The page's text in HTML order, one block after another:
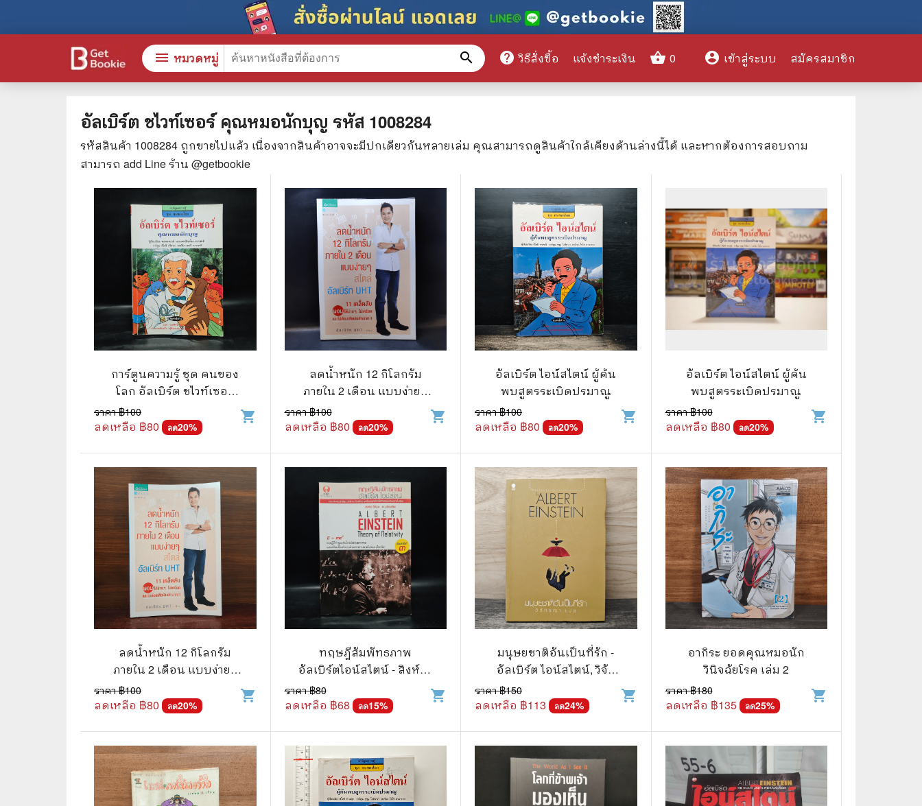
อัลเบิร์ต ชไวท์เซอร์ คุณหมอนักบุญ รหัส 1008284
รหัสสินค้า 1008284 ถูกขายไปแล้ว เนื่องจากสินค้าอาจจะมีปกเดียวกันหลายเล่ม คุณสามารถดูสินค้าใกล้เคียงด้านล่างนี้ได้ และหากต้องการสอบถาม
สามารถ add Line ร้าน @getbookie
การ์ตูนความรู้ ชุด คนของ
โลก อัลเบิร์ต ชไวท์เซอร์
คุณหมอนักบุญ
ราคา ฿100
ลดเหลือ ฿80 ลด20%
shopping_cart
ลดน้ำหนัก 12 กิโลกรัม
ภายใน 2 เดือน แบบง่ายๆ
สไตล์อัลเบิร์ท UHT -
อัลเบิร์ท เดมอน (อัลเบิร์ท
วัฒนา
ราคา ฿100
ลดเหลือ ฿80 ลด20%
shopping_cart
อัลเบิร์ต ไอน์สไตน์ ผู้ค้น
พบสูตรระเบิดปรมาณู
ราคา ฿100
ลดเหลือ ฿80 ลด20%
shopping_cart
อัลเบิร์ต ไอน์สไตน์ ผู้ค้น
พบสูตรระเบิดปรมาณู
ราคา ฿100
ลดเหลือ ฿80 ลด20%
shopping_cart
ลดน้ำหนัก 12 กิโลกรัม
ภายใน 2 เดือน แบบง่ายๆ
สไตล์อัลเบิร์ท UHT -
อัลเบิร์ท UHT
ราคา ฿100
ลดเหลือ ฿80 ลด20%
shopping_cart
ทฤษฎีสัมพัทธภาพ
อัลเบิร์ตไอน์สไตน์ - สิงห์คำ
ราคา ฿80
ลดเหลือ ฿68 ลด15%
shopping_cart
มนุษยชาติอันเป็นที่รัก -
อัลเบิร์ต ไอน์สไตน์, วิจัก
ราคา ฿150
ลดเหลือ ฿113 ลด24%
shopping_cart
อากิระ ยอดคุณหมอนัก
วินิจฉัยโรค เล่ม 2
ราคา ฿180
ลดเหลือ ฿135 ลด25%
shopping_cart
menu หมวดหมู่ search help วิธีสั่งซื้อ แจ้งชำระเงิน shopping_basket 0 account_circle เข้าสู่ระบบ สมัครสมาชิก
หมวดหมู่สินค้า
หนังสือทั้งหมด
สินค้าใช้เฉพาะแต้มเท่านั้น
📚 หนังสือทั่วไป
😁 จิตวิทยา พัฒนาตนเอง
👔 ธุรกิจ เศรษฐศาสตร์
📜 ประวัติศาสตร์
👤 ประวัติบุคคล ประสบการณ์ชีวิต
🌠 โหราศาสตร์ การทำนาย
☸️ ธรรมะ ศาสนา ปรัชญา
🏙️ การเมือง สังคมศาสตร์
🧳 ท่องเที่ยว ประสบการณ์ท่องเที่ยว
💃 งานอดิเรก อาชีพ
สารคดี
🌎 สารคดี ความรู้รอบตัว
💎 เพชร พลอย อัญมณี
🛸 วิทยาศาสตร์ คณิตศาสตร์
🌾 พืช สัตว์
🥘 อาหาร สุขภาพ ความงาม
👪 ครอบครัว การเลี้ยงลูก
🏡 บ้านและสวน
🎸 ดนตรี ภาพยนตร์
⚽ กีฬา เกม
⚖️ กฎหมาย
💬 ภาษาศาสตร์
💉 การแพทย์
👮‍♀️ คู่มือเตรียมสอบราชการ
🏫 หนังสือเรียน
👩‍🏫 แนะแนวการศึกษา
การศึกษาและการสอน
😼 หนังสือการ์ตูน
📚 การ์ตูนชุด
👨‍❤️‍👨 การ์ตูนวาย การ์ตูนยูริ
🕰️ การ์ตูนยุคเก่า
❤️ รัก โรแมนติก
🎭 ดราม่า ชีวิต เรื่องจริง
💀 ผี สยองขวัญ ระทึกขวัญ
🐾 เกี่ยวกับสัตว์
🎻 การ์ตูนดนตรี
🍳 การ์ตูนทำอาหาร
🕵️‍♀️ สืบสวน สอบสวน
⚔️ ต่อสู้ แอ๊คชั่น
⚽ การ์ตูนกีฬา
😀 ตลก
📕 นิตยสาร
📺 เรื่องย่อละครโทรทัศน์
นิตยสารดารารุ่นเก่า
แฟนคลับดารา
เรื่องย่อซีรี่ย์ต่างประเทศ
🌍 ทั่วไปและวาไรตี้
🤡 เรื่องสั้น ขำขัน
🎨 ศิลปะและการออกแบบ
🎸 ดนตรี
🩱 แฟชั่น
🔭 วิทยาศาสตร์
⛪ ศาสนา
🏙️ การเมือง
⚽ กีฬา
🎞️ ภาพยนตร์
โมเดล
Gossip ดารา
👙 เซ็กซี่
🥘 อาหาร
💄 สุขภาพและความงาม
🏠 แต่งบ้าน
🤹‍♀️ Humor & Entertainment
🏝️ Survival & Emergency
Preparedness
🦸‍♂️ Comics & Graphic Novels
🏺 Historical & Political
🌠 Astrology
🧏‍♀️ Languages
🪐 Science & Math
🏋️‍♂️ Health and Well-Being
😊 Self-Enrichment
👔 Business and Economics
🖥️ Computers & Technology
🧑‍🏫 Education & Teaching
🎶 Music & Movie
🧒 Children's Books
👪 Family and Relationships
🐕‍🦺 Animals
🏛️ Politics & Government
⚙️ Engineering & Transportation
⚖️ Law
👤 Biography